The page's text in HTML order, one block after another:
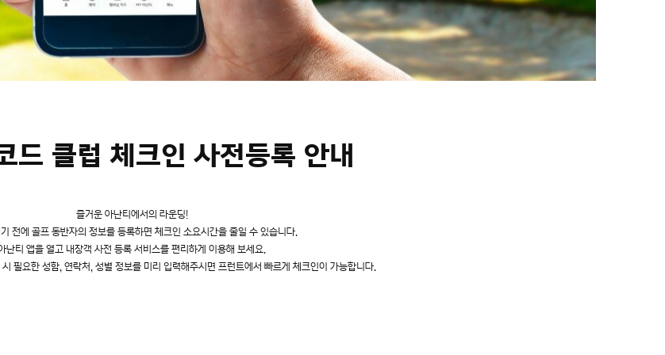
드 클럽 체크인 사전등록 안내
즐거운 아난티에서의 라운딩!
전에 골프 동반자의 정보를 등록하면 체크인 소요시간을 줄일 수 있습니다.
난티 앱을 열고 내장객 사전 등록 서비스를 편리하게 이용해 보세요.
필요한 성함, 연락처, 성별 정보를 미리 입력해주시면 프런트에서 빠르게 체크인이 가능합니다.